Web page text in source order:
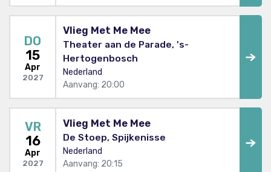
DO
15
Apr
2027
Vlieg Met Me Mee
Theater aan de Parade, 's-
Hertogenbosch
Nederland
Aanvang: 20:00
VR
16
Apr
2027
Vlieg Met Me Mee
De Stoep, Spijkenisse
Nederland
Aanvang: 20:15